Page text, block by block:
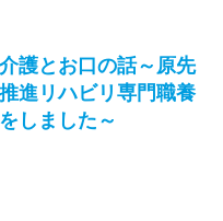
護とお口の話～原先
進リハビリ専門職養
しました～